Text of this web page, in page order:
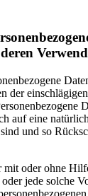
der
auf eine
und so
mit oder ohne
jede solche